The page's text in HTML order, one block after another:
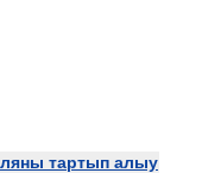
тартып алыу